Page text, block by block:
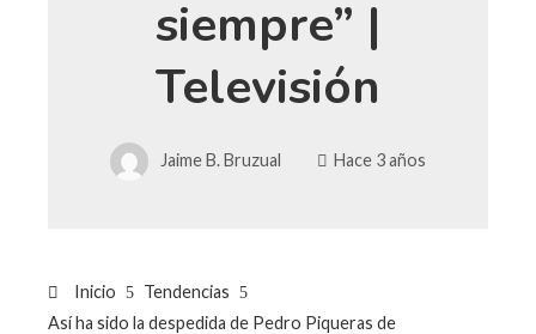
siempre” |
Televisión
Jaime B. Bruzual Hace 3 años
Inicio
Tendencias
Así ha sido la despedida de Pedro Piqueras de